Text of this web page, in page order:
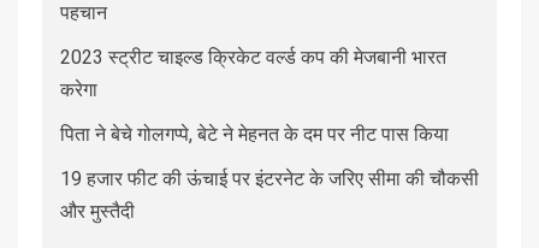
पहचान
2023 स्ट्रीट चाइल्ड क्रिकेट वर्ल्ड कप की मेजबानी भारत
करेगा
पिता ने बेचे गोलगप्पे, बेटे ने मेहनत के दम पर नीट पास किया
19 हजार फीट की ऊंचाई पर इंटरनेट के जरिए सीमा की चौकसी
और मुस्तैदी